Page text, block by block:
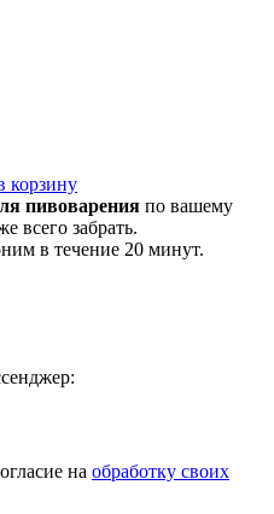
корзину
пивоварения по вашему
всего забрать.
в течение 20 минут.
на обработку своих